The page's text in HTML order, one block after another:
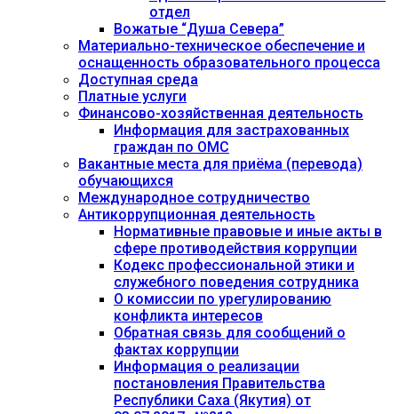
отдел
Вожатые “Душа Севера”
Материально-техническое обеспечение и
оснащенность образовательного процесса
Доступная среда
Платные услуги
Финансово-хозяйственная деятельность
Информация для застрахованных
граждан по ОМС
Вакантные места для приёма (перевода)
обучающихся
Международное сотрудничество
Антикоррупционная деятельность
Нормативные правовые и иные акты в
сфере противодействия коррупции
Кодекс профессиональной этики и
служебного поведения сотрудника
О комиссии по урегулированию
конфликта интересов
Обратная связь для сообщений о
фактах коррупции
Информация о реализации
постановления Правительства
Республики Саха (Якутия) от